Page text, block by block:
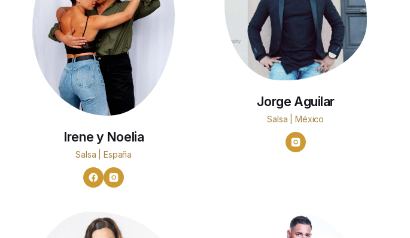
Irene y Noelia
Salsa | España
Jorge Aguilar
Salsa | México